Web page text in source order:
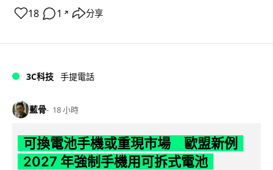
18 1 ↗ 分享
3C科技 手提電話
藍骨 18 小時
可換電池手機或重現市場 歐盟新例
2027 年強制手機用可拆式電池